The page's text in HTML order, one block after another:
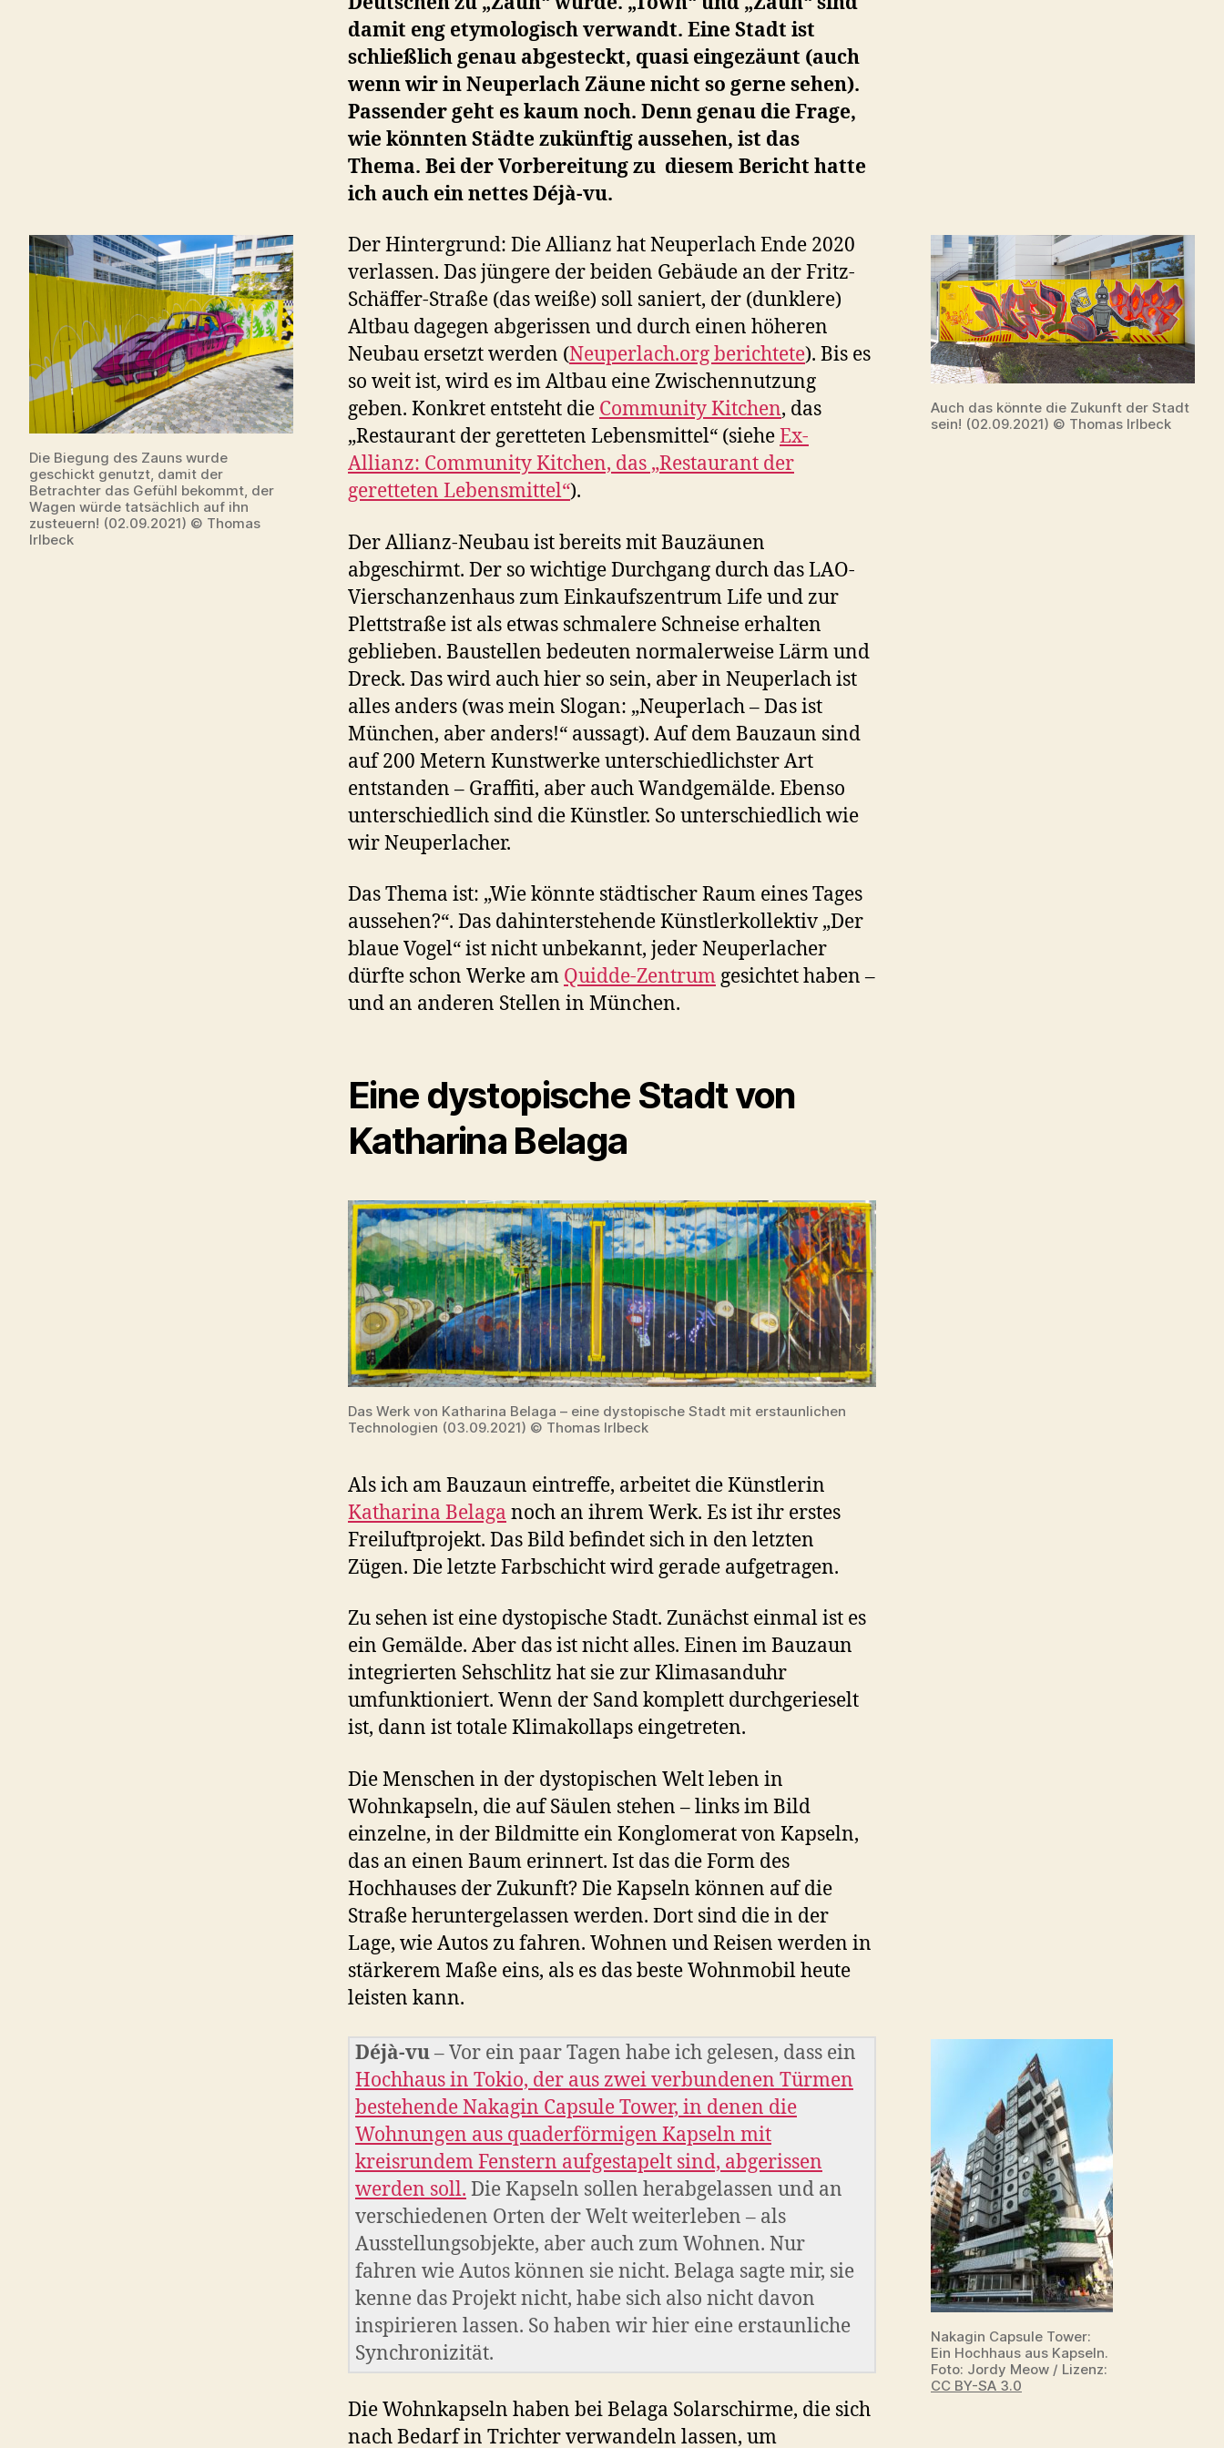
damit eng etymologisch verwandt. Eine Stadt ist
schließlich genau abgesteckt, quasi eingezäunt (auch
wenn wir in Neuperlach Zäune nicht so gerne sehen).
Passender geht es kaum noch. Denn genau die Frage,
wie könnten Städte zukünftig aussehen, ist das
Thema. Bei der Vorbereitung zu diesem Bericht hatte
ich auch ein nettes Déjà-vu.
Die Biegung des Zauns wurde
geschickt genutzt, damit der
Betrachter das Gefühl bekommt, der
Wagen würde tatsächlich auf ihn
zusteuern! (02.09.2021) © Thomas
Irlbeck
Auch das könnte die Zukunft der Stadt
sein! (02.09.2021) © Thomas Irlbeck
Der Hintergrund: Die Allianz hat Neuperlach Ende 2020
verlassen. Das jüngere der beiden Gebäude an der Fritz-
Schäffer-Straße (das weiße) soll saniert, der (dunklere)
Altbau dagegen abgerissen und durch einen höheren
Neubau ersetzt werden (Neuperlach.org berichtete). Bis es
so weit ist, wird es im Altbau eine Zwischennutzung
geben. Konkret entsteht die Community Kitchen, das
„Restaurant der geretteten Lebensmittel“ (sieheEx-
Allianz: Community Kitchen, das „Restaurant der
geretteten Lebensmittel“).
Der Allianz-Neubau ist bereits mit Bauzäunen
abgeschirmt. Der so wichtige Durchgang durch das LAO-
Vierschanzenhaus zum Einkaufszentrum Life und zur
Plettstraße ist als etwas schmalere Schneise erhalten
geblieben. Baustellen bedeuten normalerweise Lärm und
Dreck. Das wird auch hier so sein, aber in Neuperlach ist
alles anders (was mein Slogan: „Neuperlach – Das ist
München, aber anders!“ aussagt). Auf dem Bauzaun sind
auf 200 Metern Kunstwerke unterschiedlichster Art
entstanden – Graffiti, aber auch Wandgemälde. Ebenso
unterschiedlich sind die Künstler. So unterschiedlich wie
wir Neuperlacher.
Das Thema ist: „Wie könnte städtischer Raum eines Tages
aussehen?“. Das dahinterstehende Künstlerkollektiv „Der
blaue Vogel“ ist nicht unbekannt, jeder Neuperlacher
dürfte schon Werke am Quidde-Zentrum gesichtet haben –
und an anderen Stellen in München.
Eine dystopische Stadt von
Katharina Belaga
Das Werk von Katharina Belaga – eine dystopische Stadt mit erstaunlichen
Technologien (03.09.2021) © Thomas Irlbeck
Als ich am Bauzaun eintreffe, arbeitet die Künstlerin
Katharina Belaga noch an ihrem Werk. Es ist ihr erstes
Freiluftprojekt. Das Bild befindet sich in den letzten
Zügen. Die letzte Farbschicht wird gerade aufgetragen.
Zu sehen ist eine dystopische Stadt. Zunächst einmal ist es
ein Gemälde. Aber das ist nicht alles. Einen im Bauzaun
integrierten Sehschlitz hat sie zur Klimasanduhr
umfunktioniert. Wenn der Sand komplett durchgerieselt
ist, dann ist totale Klimakollaps eingetreten.
Die Menschen in der dystopischen Welt leben in
Wohnkapseln, die auf Säulen stehen – links im Bild
einzelne, in der Bildmitte ein Konglomerat von Kapseln,
das an einen Baum erinnert. Ist das die Form des
Hochhauses der Zukunft? Die Kapseln können auf die
Straße heruntergelassen werden. Dort sind die in der
Lage, wie Autos zu fahren. Wohnen und Reisen werden in
stärkerem Maße eins, als es das beste Wohnmobil heute
leisten kann.
Nakagin Capsule Tower:
Ein Hochhaus aus Kapseln.
Foto: Jordy Meow / Lizenz:
CC BY-SA 3.0
Déjà-vu– Vor ein paar Tagen habe ich gelesen, dass ein
Hochhaus in Tokio, der aus zwei verbundenen Türmen
bestehende Nakagin Capsule Tower, in denen die
Wohnungen aus quaderförmigen Kapseln mit
kreisrundem Fenstern aufgestapelt sind, abgerissen
werden soll. Die Kapseln sollen herabgelassen und an
verschiedenen Orten der Welt weiterleben – als
Ausstellungsobjekte, aber auch zum Wohnen. Nur
fahren wie Autos können sie nicht. Belaga sagte mir, sie
kenne das Projekt nicht, habe sich also nicht davon
inspirieren lassen. So haben wir hier eine erstaunliche
Synchronizität.
Die Wohnkapseln haben bei Belaga Solarschirme, die sich
nach Bedarf in Trichter verwandeln lassen, um